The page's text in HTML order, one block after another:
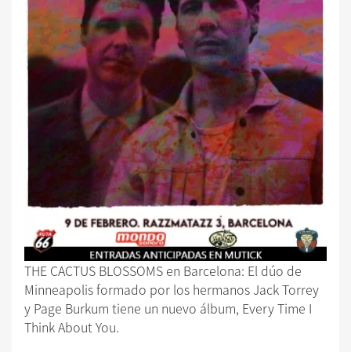
THE CACTUS BLOSSOMS en Barcelona: El dúo de
Minneapolis formado por los hermanos Jack Torrey
y Page Burkum tiene un nuevo álbum, Every Time I
Think About You.